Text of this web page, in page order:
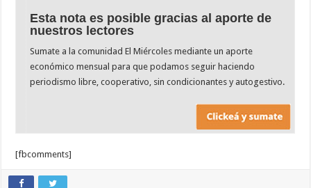
Esta nota es posible gracias al aporte de
nuestros lectores
Sumate a la comunidad El Miércoles mediante un aporte
económico mensual para que podamos seguir haciendo
periodismo libre, cooperativo, sin condicionantes y autogestivo.
[fbcomments]